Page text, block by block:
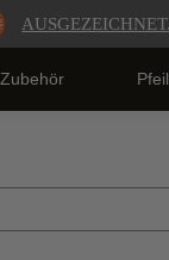
AUSGEZEICHNET
Zubehör